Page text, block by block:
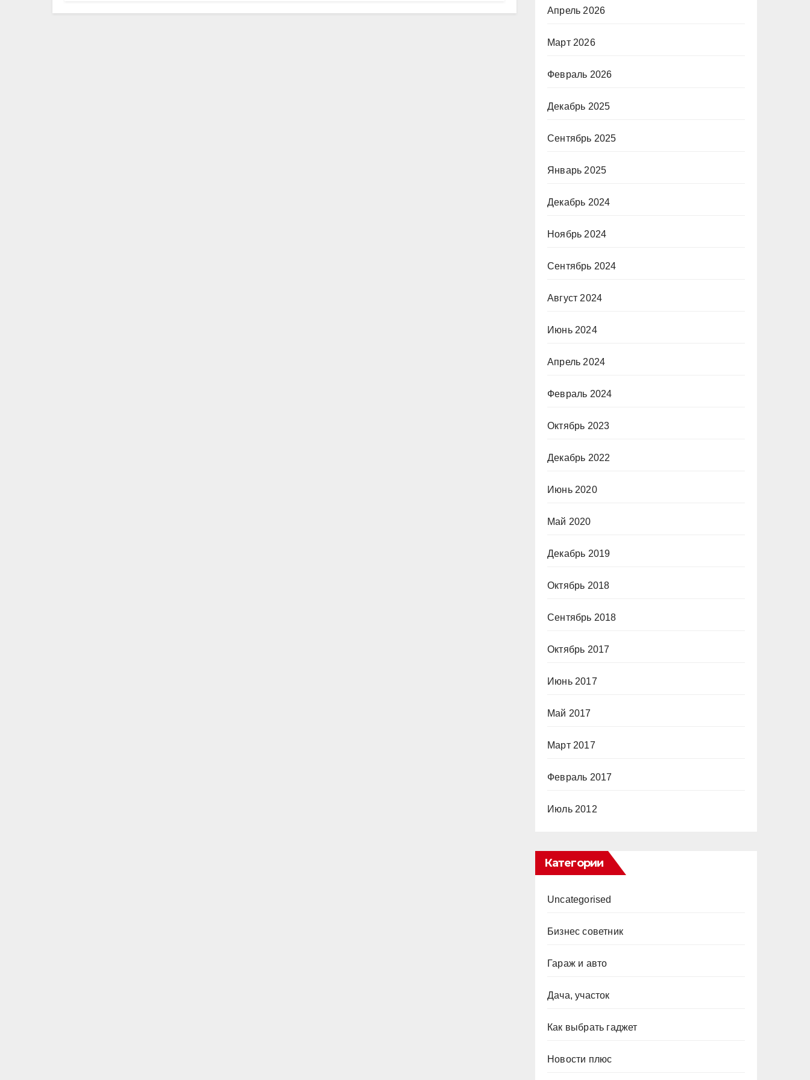
Апрель 2026
Март 2026
Февраль 2026
Декабрь 2025
Сентябрь 2025
Январь 2025
Декабрь 2024
Ноябрь 2024
Сентябрь 2024
Август 2024
Июнь 2024
Апрель 2024
Февраль 2024
Октябрь 2023
Декабрь 2022
Июнь 2020
Май 2020
Декабрь 2019
Октябрь 2018
Сентябрь 2018
Октябрь 2017
Июнь 2017
Май 2017
Март 2017
Февраль 2017
Июль 2012
Категории
Uncategorised
Бизнес советник
Гараж и авто
Дача, участок
Как выбрать гаджет
Новости плюс